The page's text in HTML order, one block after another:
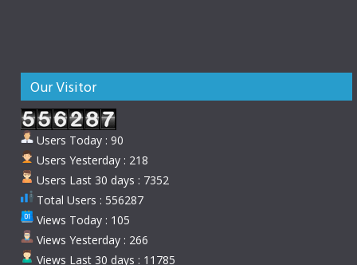
Our Visitor
Users Today : 90
Users Yesterday : 218
Users Last 30 days : 7352
Total Users : 556287
Views Today : 105
Views Yesterday : 266
Views Last 30 days : 11785